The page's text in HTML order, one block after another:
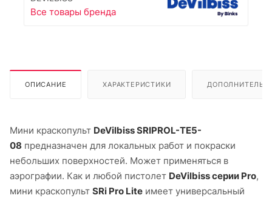
Все товары бренда
ОПИСАНИЕ ХАРАКТЕРИСТИКИ
Мини краскопульт DeVilbiss SRIPROL-TE5-
08 предназначен для локальных работ и покраски
небольших поверхностей. Может применяться в
аэрографии. Как и любой пистолет DeVilbiss серии Pro,
мини краскопульт SRi Pro Lite имеет универсальный